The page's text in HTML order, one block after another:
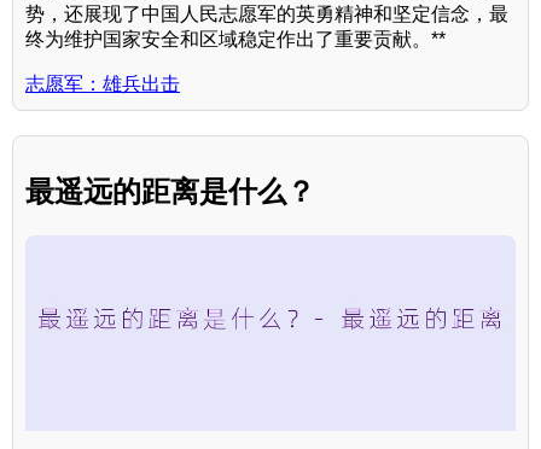
势，还展现了中国人民志愿军的英勇精神和坚定信念，最
终为维护国家安全和区域稳定作出了重要贡献。**
志愿军：雄兵出击
最遥远的距离是什么？